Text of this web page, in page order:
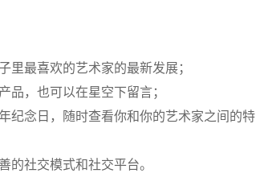
里最喜欢的艺术家的最新发展；
品，也可以在星空下留言；
纪念日，随时查看你和你的艺术家之间的特
的社交模式和社交平台。